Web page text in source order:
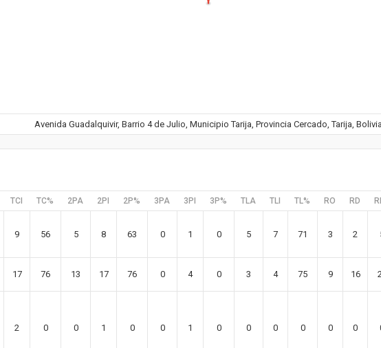
Avenida Guadalquivir, Barrio 4 de Julio, Municipio Tarija, Provincia Cercado, Tarija, Bolivia
TCI TC% 2PA 2PI 2P% 3PA 3PI 3P% TLA TLI TL% RO RD
9 56 5 8 63 0 1 0 5 7 71 3 2
17 76 13 17 76 0 4 0 3 4 75 9 16
2 0 0 1 0 0 1 0 0 0 0 0 0